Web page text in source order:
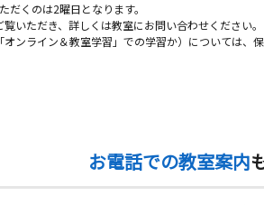
くのは2曜日となります。
いただき、詳しくは教室にお問い合わせください
ンライン＆教室学習」での学習か）については、
お電話での教室案内